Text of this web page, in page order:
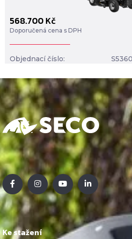
568.700Kč
Doporučená cena s DPH
Objednací číslo:
Ke stažení